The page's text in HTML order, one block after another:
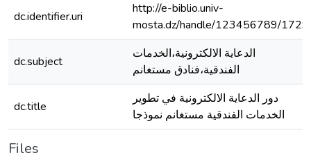
dc.identifier.uri
http://e-biblio.univ-
mosta.dz/handle/123456789/
dc.subject
الدعاية الالكترونية،الخدمات
الفندقية،فنادق مستغانم
dc.title
دور الدعاية الالكترونية في تطوير
الخدمات الفندقية مستغانم نموذجا
Files